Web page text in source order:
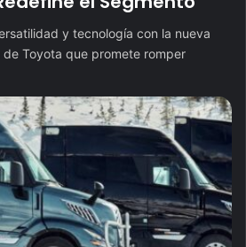
y tecnología con la nueva
de Toyota que promete romper